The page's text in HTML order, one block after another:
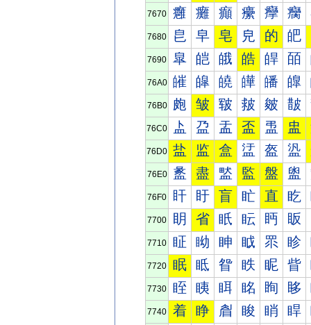
7670 癰 癱 癲 癳 癴 癵
7680 皀 皁 皂 皃 的 皅
7690 皐 皑 皒 皓 皔 皕
76A0 皠 皡 皢 皣 皤 皥
76B0 皰 皱 皲 皳 皴 皵
76C0 盀 盁 盂 盃 盄 盅
76D0 盐 监 盒 盓 盔 盕
76E0 盠 盡 盢 監 盤 盥
76F0 盰 盱 盲 盳 直 盵
7700 眀 省 眂 眃 眄 眅
7710 眐 眑 眒 眓 眔 眕
7720 眠 眡 眢 眣 眤 眥
7730 眰 眱 眲 眳 眴 眵
7740 着 睁 睂 睃 睄 睅